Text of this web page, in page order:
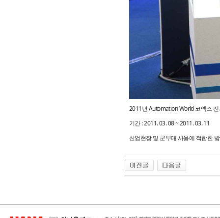
2011년 Automation World 코엑스
기간 : 2011. 03. 08 ~ 2011. 03. 11
산업현장 및 군부대 사용에 적합한